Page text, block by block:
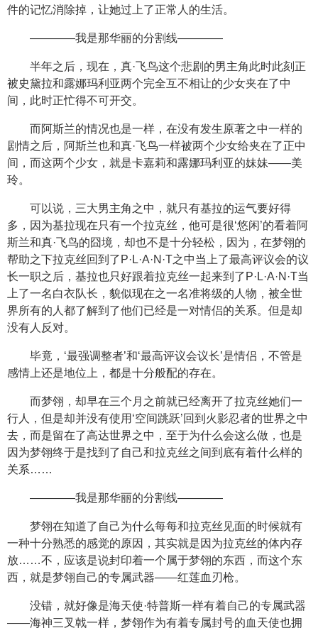
件的记忆消除掉，让她过上了正常人的生活。
————我是那华丽的分割线————
半年之后，现在，真·飞鸟这个悲剧的男主角此时此刻正
被史黛拉和露娜玛利亚两个完全互不相让的少女夹在了中
间，此时正忙得不可开交。
而阿斯兰的情况也是一样，在没有发生原著之中一样的
剧情之后，阿斯兰也和真·飞鸟一样被两个少女给夹在了正中
间，而这两个少女，就是卡嘉莉和露娜玛利亚的妹妹——美
玲。
可以说，三大男主角之中，就只有基拉的运气要好得
多，因为基拉现在只有一个拉克丝，他可是很‘悠闲’的看着阿
斯兰和真·飞鸟的囧境，却也不是十分轻松，因为，在梦翎的
帮助之下拉克丝回到了P·L·A·N·T之中当上了最高评议会的议
长一职之后，基拉也只好跟着拉克丝一起来到了P·L·A·N·T当
上了一名白衣队长，貌似现在之一名准将级的人物，被全世
界所有的人都了解到了他们已经是一对情侣的关系。但是却
没有人反对。
毕竟，‘最强调整者’和‘最高评议会议长’是情侣，不管是
感情上还是地位上，都是十分般配的存在。
而梦翎，却早在三个月之前就已经离开了拉克丝她们一
行人，但是却并没有使用‘空间跳跃’回到火影忍者的世界之中
去，而是留在了高达世界之中，至于为什么会这么做，也是
因为梦翎终于是找到了自己和拉克丝之间到底有着什么样的
关系……
————我是那华丽的分割线————
梦翎在知道了自己为什么每每和拉克丝见面的时候就有
一种十分熟悉的感觉的原因，其实就是因为拉克丝的体内存
放……不，应该是说封印着一个属于梦翎的东西，而这个东
西，就是梦翎自己的专属武器——红莲血刃枪。
没错，就好像是海天使·特普斯一样有着自己的专属武器
——海神三叉戟一样，梦翎作为有着专属封号的血天使也拥